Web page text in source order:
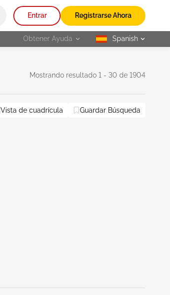
Entrar Registrarse Ahora
Obtener Ayuda selected
Spanish
Mostrando resultado 1 - 30 de 1904
Vista de cuadrícula Guardar Búsqueda